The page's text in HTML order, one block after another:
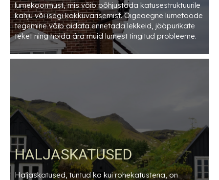
lumekoormust, mis võib põhjustada katusestruktuurile
kahju või isegi kokkuvarisemist. Õigeaegne lumetööde
tegemine võib aidata ennetada lekkeid, jääpurikate
teket ning hoida ära muid lumest tingitud probleeme.
HALJASKATUSED
Haljaskatused, tuntud ka kui rohekatustena, on